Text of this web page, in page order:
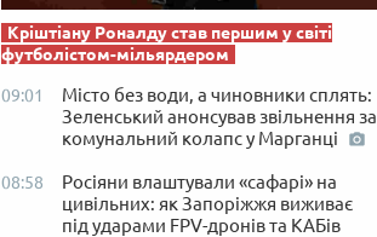
Кріштіану Роналду став першим у світі
футболістом-мільярдером
09:01
Місто без води, а чиновники сплять:
Зеленський анонсував звільнення за
комунальний колапс у Марганці
08:58
Росіяни влаштували «сафарі» на
цивільних: як Запоріжжя виживає
під ударами FPV-дронів та КАБів